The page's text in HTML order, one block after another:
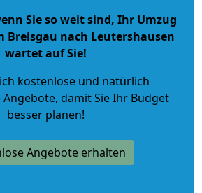
Sie so weit sind, Ihr Umzug
Breisgau nach Leutershausen
wartet auf Sie!
kostenlose und natürlich
, damit Sie Ihr Budget
besser planen!
Angebote erhalten